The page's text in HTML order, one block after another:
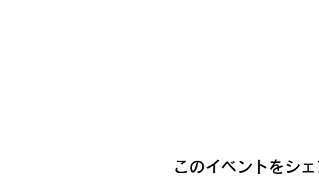
このイベントをシェ